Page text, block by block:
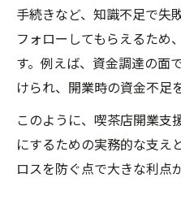
手続きなど、知識不足で失
フォローしてもらえるため
す。例えば、資金調達の面
けられ、開業時の資金不足
このように、喫茶店開業支
にするための実務的な支え
ロスを防ぐ点で大きな利点